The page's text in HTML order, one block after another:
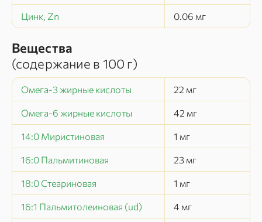
Цинк, Zn 0.06 мг
Вещества
(содержание в 100 г)
Омега-3 жирные кислоты 22 мг
Омега-6 жирные кислоты 42 мг
14:0 Миристиновая 1 мг
16:0 Пальмитиновая 23 мг
18:0 Стеариновая 1 мг
16:1 Пальмитолеиновая (ud) 4 мг